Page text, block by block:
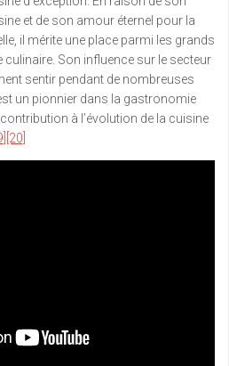
et de son amour éternel pour la
il mérite une place parmi les grands
Son influence sur le secteur
sentir pendant de nombreuses
un pionnier dans la gastronomie
à l’évolution de la cuisine
[20]